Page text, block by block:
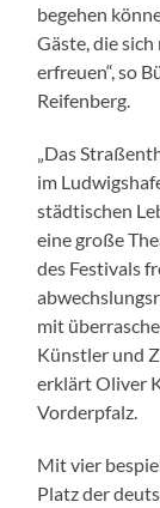
begehen
Gäste, die
erfreuen“, so
Reifenberg.
„Das
im
städtischen
eine große
des Festivals
mit
Künstler und
erklärt Oliver
Vorderpfalz.
Mit vier
Platz der